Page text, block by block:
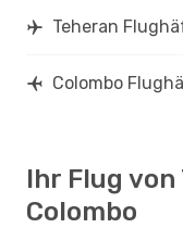
Teheran
Colombo
Ihr Flug
Colombo